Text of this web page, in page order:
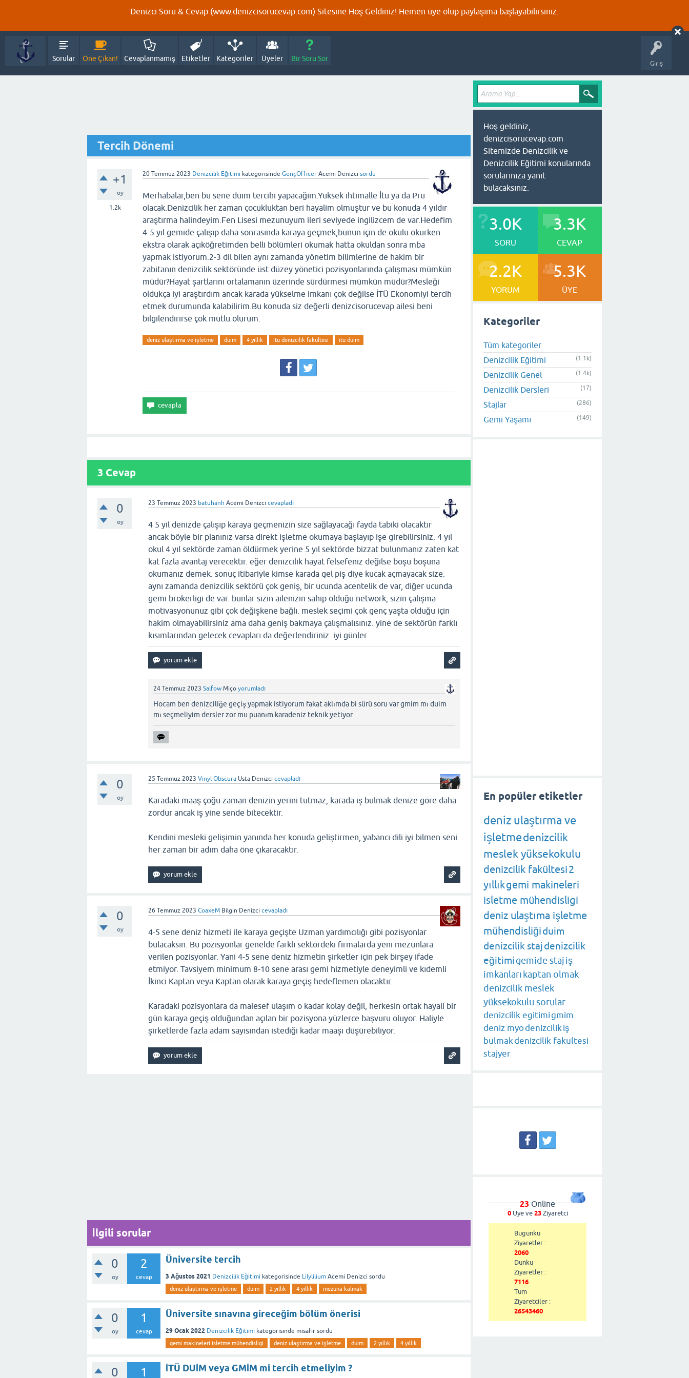
Denizci Soru & Cevap (www.denizcisorucevap.com) Sitesine Hoş Geldiniz! Hemen üye olup paylaşıma başlayabilirsiniz.
Giriş
Sorular Öne Çıkan! Cevaplanmamış Etiketler Kategoriler Üyeler Bir Soru Sor
Tercih Dönemi
+1
oy
1.2k
20 Temmuz 2023 Denizcilik Eğitimi kategorisinde GençOfficer Acemi Denizci sordu
Merhabalar,ben bu sene duim tercihi yapacağım.Yüksek ihtimalle İtü ya da Prü
olacak.Denizcilik her zaman çocukluktan beri hayalim olmuştur ve bu konuda 4 yıldır
araştırma halindeyim.Fen Lisesi mezunuyum ileri seviyede ingilizcem de var.Hedefim
4-5 yıl gemide çalışıp daha sonrasında karaya geçmek,bunun için de okulu okurken
ekstra olarak açıköğretimden belli bölümleri okumak hatta okuldan sonra mba
yapmak istiyorum.2-3 dil bilen aynı zamanda yönetim bilimlerine de hakim bir
zabitanın denizcilik sektöründe üst düzey yönetici pozisyonlarında çalışması mümkün
müdür?Hayat şartlarını ortalamanın üzerinde sürdürmesi mümkün müdür?Mesleği
oldukça iyi araştırdım ancak karada yükselme imkanı çok değilse İTÜ Ekonomiyi tercih
etmek durumunda kalabilirim.Bu konuda siz değerli denizcisorucevap ailesi beni
bilgilendirirse çok mutlu olurum.
deniz ulaştırma ve işletme duim 4 yıllık itu denizcilik fakultesi itu duim
3 Cevap
0
oy
23 Temmuz 2023 batuhanh Acemi Denizci cevapladı
4 5 yil denizde çalışıp karaya geçmenizin size sağlayacağı fayda tabiki olacaktır
ancak böyle bir planınız varsa direkt işletme okumaya başlayıp işe girebilirsiniz. 4 yıl
okul 4 yıl sektörde zaman öldürmek yerine 5 yıl sektörde bizzat bulunmanız zaten kat
kat fazla avantaj verecektir. eğer denizcilik hayat felsefeniz değilse boşu boşuna
okumanız demek. sonuç itibariyle kimse karada gel piş diye kucak açmayacak size.
aynı zamanda denizcilik sektörü çok geniş, bir ucunda acentelik de var, diğer ucunda
gemi brokerligi de var. bunlar sizin ailenizin sahip olduğu network, sizin çalışma
motivasyonunuz gibi çok değişkene bağlı. meslek seçimi çok genç yaşta olduğu için
hakim olmayabilirsiniz ama daha geniş bakmaya çalışmalısınız. yine de sektörün farklı
kısımlarından gelecek cevapları da değerlendiriniz. iyi günler.
24 Temmuz 2023 Salfow Miço yorumladı
Hocam ben denizciliğe geçiş yapmak istiyorum fakat aklımda bi sürü soru var gmim mı duim
mı seçmeliyim dersler zor mu puanım karadeniz teknik yetiyor
0
oy
25 Temmuz 2023 Vinyl Obscura Usta Denizci cevapladı
Karadaki maaş çoğu zaman denizin yerini tutmaz, karada iş bulmak denize göre daha
zordur ancak iş yine sende bitecektir.
Kendini mesleki gelişimin yanında her konuda geliştirmen, yabancı dili iyi bilmen seni
her zaman bir adım daha öne çıkaracaktır.
0
oy
26 Temmuz 2023 CoaxeM Bilgin Denizci cevapladı
4-5 sene deniz hizmeti ile karaya geçişte Uzman yardımcılığı gibi pozisyonlar
bulacaksın. Bu pozisyonlar genelde farklı sektördeki firmalarda yeni mezunlara
verilen pozisyonlar. Yani 4-5 sene deniz hizmetin şirketler için pek birşey ifade
etmiyor. Tavsiyem minimum 8-10 sene arası gemi hizmetiyle deneyimli ve kıdemli
İkinci Kaptan veya Kaptan olarak karaya geçiş hedeflemen olacaktır.
Karadaki pozisyonlara da malesef ulaşım o kadar kolay değil, herkesin ortak hayali bir
gün karaya geçiş olduğundan açılan bir pozisyona yüzlerce başvuru oluyor. Haliyle
şirketlerde fazla adam sayısından istediği kadar maaşı düşürebiliyor.
İlgili sorular
0
oy
2
cevap
Üniversite tercih
3 Ağustos 2021 Denizcilik Eğitimi kategorisinde Lilylilium Acemi Denizci sordu
deniz ulaştırma ve işletme duim 2 yıllık 4 yıllık mezuna kalmak
0
oy
1
cevap
Üniversite sınavına gireceğim bölüm önerisi
29 Ocak 2022 Denizcilik Eğitimi kategorisinde misafir sordu
gemi makineleri isletme mühendisligi deniz ulaştırma ve işletme duim 2 yıllık 4 yıllık
0 1 İTÜ DUİM veya GMİM mi tercih etmeliyim ?
Hoş geldiniz,
denizcisorucevap.com
Sitemizde Denizcilik ve
Denizcilik Eğitimi konularında
sorularınıza yanıt
bulacaksınız.
3.0K
SORU
3.3K
CEVAP
2.2K
YORUM
5.3K
ÜYE
Kategoriler
Tüm kategoriler
Denizcilik Eğitimi
(1.1k)
Denizcilik Genel (1.4k)
Denizcilik Dersleri (17)
Stajlar (286)
Gemi Yaşamı (149)
En popüler etiketler
deniz ulaştırma ve
işletmedenizcilik
meslek yüksekokulu
denizcilik fakültesi2
yıllıkgemi makineleri
isletme mühendisligi
deniz ulaştıma işletme
mühendisliğiduim
denizcilik stajdenizcilik
eğitimigemide stajiş
imkanlarıkaptan olmak
denizcilik meslek
yüksekokulu sorular
denizcilik egitimigmim
deniz myodenizcilikiş
bulmakdenizcilik fakultesi
stajyer
23Online
0Uye ve 23Ziyaretci
Bugunku
Ziyaretler :
2060
Dunku
Ziyaretler :
7116
Tum
Ziyaretciler :
26543460